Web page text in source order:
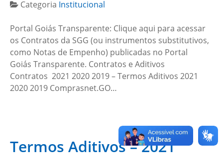
Categoria Institucional
Portal Goiás Transparente: Clique aqui para acessar
os Contratos da SGG (ou instrumentos substitutivos,
como Notas de Empenho) publicadas no Portal
Goiás Transparente. Contratos e Aditivos
Contratos 2021 2020 2019 – Termos Aditivos 2021
2020 2019 Comprasnet.GO…
Termos Aditivos – 2021